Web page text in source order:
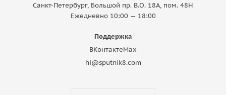
Санкт-Петербург, Большой пр. В.О. 18A, пом. 48Н
Ежедневно 10:00 — 18:00
Поддержка
ВКонтактеMax
hi@sputnik8.com